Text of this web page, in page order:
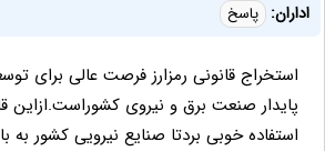
اداران: پاسخ
استخراج قانونی رمزارز فرصت عالی برای
پایدار صنعت برق و نیروی کشوراست.ازاین
استفاده خوبی بردتا صنایع نیرویی کشور به